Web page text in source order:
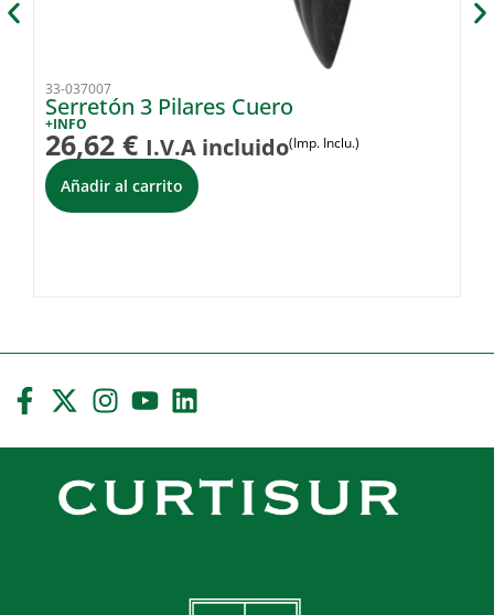
33-037007
Serretón 3 Pilares Cuero
+INFO
26,62 € I.V.A incluido(Imp. Inclu.)
Añadir al carrito